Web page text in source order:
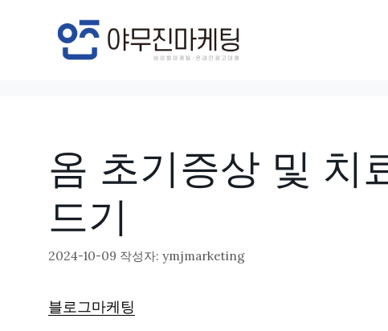
옴 초기증상 및 치
드기
2024-10-09 작성자: ymjmarketing
블로그마케팅